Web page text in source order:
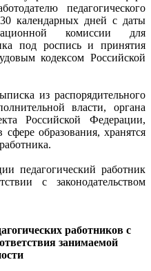
педагогического
календарных дней с даты
комиссии для
под роспись и принятия
кодексом Российской
из распорядительного
власти, органа
Российской Федерации,
образования, хранятся
работник
с законодательством
работников с
занимаемой